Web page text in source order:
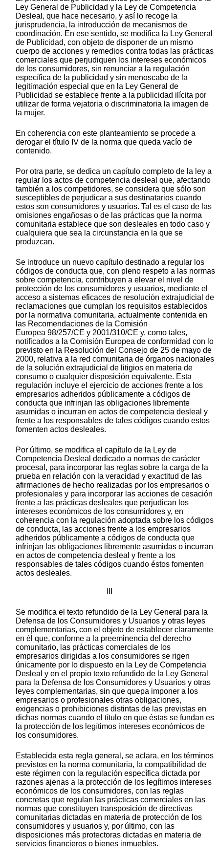
Ley General de Publicidad y la Ley de Competencia
Desleal, que hace necesario, y así lo recoge la
jurisprudencia, la introducción de mecanismos de
coordinación. En ese sentido, se modifica la Ley General
de Publicidad, con objeto de disponer de un mismo
cuerpo de acciones y remedios contra todas las prácticas
comerciales que perjudiquen los intereses económicos
de los consumidores, sin renunciar a la regulación
específica de la publicidad y sin menoscabo de la
legitimación especial que en la Ley General de
Publicidad se establece frente a la publicidad ilícita por
utilizar de forma vejatoria o discriminatoria la imagen de
la mujer.
En coherencia con este planteamiento se procede a
derogar el título IV de la norma que queda vacío de
contenido.
Por otra parte, se dedica un capítulo completo de la ley a
regular los actos de competencia desleal que, afectando
también a los competidores, se considera que sólo son
susceptibles de perjudicar a sus destinatarios cuando
estos son consumidores y usuarios. Tal es el caso de las
omisiones engañosas o de las prácticas que la norma
comunitaria establece que son desleales en todo caso y
cualquiera que sea la circunstancia en la que se
produzcan.
Se introduce un nuevo capítulo destinado a regular los
códigos de conducta que, con pleno respeto a las normas
sobre competencia, contribuyen a elevar el nivel de
protección de los consumidores y usuarios, mediante el
acceso a sistemas eficaces de resolución extrajudicial de
reclamaciones que cumplan los requisitos establecidos
por la normativa comunitaria, actualmente contenida en
las Recomendaciones de la Comisión
Europea 98/257/CE y 2001/310/CE y, como tales,
notificados a la Comisión Europea de conformidad con lo
previsto en la Resolución del Consejo de 25 de mayo de
2000, relativa a la red comunitaria de órganos nacionales
de la solución extrajudicial de litigios en materia de
consumo o cualquier disposición equivalente. Esta
regulación incluye el ejercicio de acciones frente a los
empresarios adheridos públicamente a códigos de
conducta que infrinjan las obligaciones libremente
asumidas o incurran en actos de competencia desleal y
frente a los responsables de tales códigos cuando estos
fomenten actos desleales.
Por último, se modifica el capítulo de la Ley de
Competencia Desleal dedicado a normas de carácter
procesal, para incorporar las reglas sobre la carga de la
prueba en relación con la veracidad y exactitud de las
afirmaciones de hecho realizadas por los empresarios o
profesionales y para incorporar las acciones de cesación
frente a las prácticas desleales que perjudican los
intereses económicos de los consumidores y, en
coherencia con la regulación adoptada sobre los códigos
de conducta, las acciones frente a los empresarios
adheridos públicamente a códigos de conducta que
infrinjan las obligaciones libremente asumidas o incurran
en actos de competencia desleal y frente a los
responsables de tales códigos cuando éstos fomenten
actos desleales.
Se modifica el texto refundido de la Ley General para la
Defensa de los Consumidores y Usuarios y otras leyes
complementarias, con el objeto de establecer claramente
en él que, conforme a la preeminencia del derecho
comunitario, las prácticas comerciales de los
empresarios dirigidas a los consumidores se rigen
únicamente por lo dispuesto en la Ley de Competencia
Desleal y en el propio texto refundido de la Ley General
para la Defensa de los Consumidores y Usuarios y otras
leyes complementarias, sin que quepa imponer a los
empresarios o profesionales otras obligaciones,
exigencias o prohibiciones distintas de las previstas en
dichas normas cuando el título en que éstas se fundan es
la protección de los legítimos intereses económicos de
los consumidores.
Establecida esta regla general, se aclara, en los términos
previstos en la norma comunitaria, la compatibilidad de
este régimen con la regulación específica dictada por
razones ajenas a la protección de los legítimos intereses
económicos de los consumidores, con las reglas
concretas que regulan las prácticas comerciales en las
normas que constituyen transposición de directivas
comunitarias dictadas en materia de protección de los
consumidores y usuarios y, por último, con las
disposiciones más protectoras dictadas en materia de
servicios financieros o bienes inmuebles.